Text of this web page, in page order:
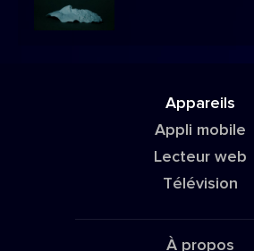
Appareils
Appli mobile
Lecteur web
Télévision
À propos